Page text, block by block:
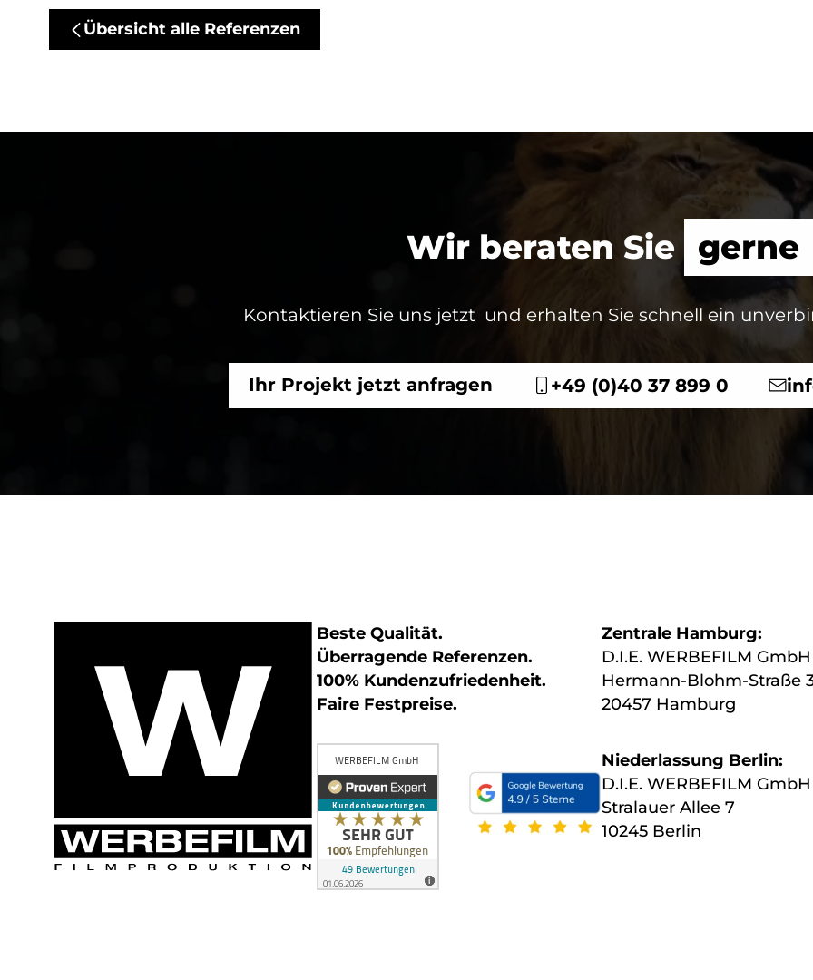
Übersicht alle Referenzen
Wir beraten Sie gerne
Kontaktieren Sie uns jetzt und erhalten Sie schnell ein
Ihr Projekt jetzt anfragen +49 (0)40 37 899 0
Beste Qualität.
Überragende Referenzen.
100% Kundenzufriedenheit.
Faire Festpreise.
Zentrale Hamburg:
D.I.E. WERBEFILM GmbH
Hermann-Blohm-Straße
20457 Hamburg
Niederlassung Berlin:
D.I.E. WERBEFILM GmbH
Stralauer Allee 7
10245 Berlin